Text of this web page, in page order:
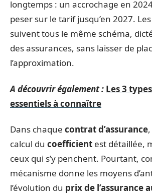
longtemps : un accrochage en
peser sur le tarif jusqu’en 2027.
suivent tous le même schéma,
des assurances, sans laisser de
l’approximation.
A découvrir également : Les 3
essentiels à connaître
Dans chaque contrat d’assurance
calcul du coefficient est détaillée,
ceux qui s’y penchent. Pourtant,
mécanisme donne les moyens
l’évolution du prix de l’assurance